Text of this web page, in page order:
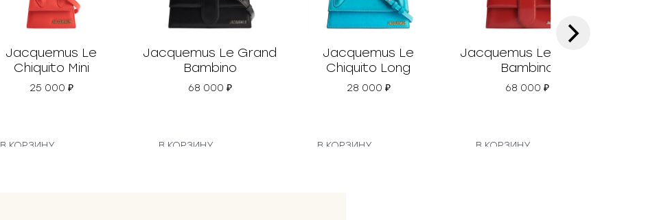
Jacquemus Le
Chiquito Mini
25 000 ₽
В КОРЗИНУ
Jacquemus Le Grand
Bambino
68 000 ₽
В КОРЗИНУ
Jacquemus Le
Chiquito Long
28 000 ₽
В КОРЗИНУ
Jacquemus Le Grand
Bambino
68 000 ₽
В КОРЗИНУ
›